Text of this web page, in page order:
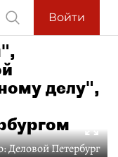
Войти
делу",
Деловой Петербург